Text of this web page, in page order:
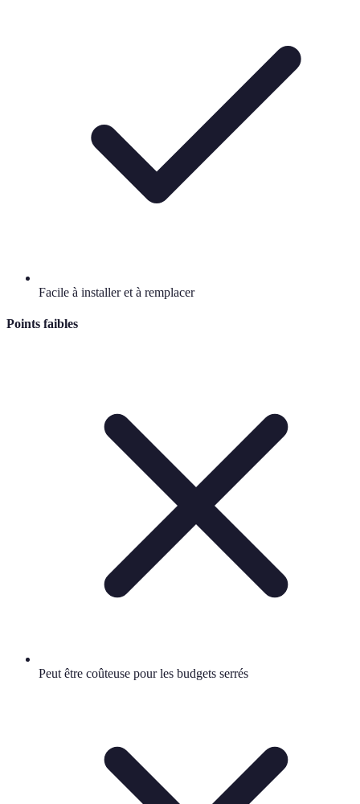
Facile à installer et à remplacer
Points faibles
Peut être coûteuse pour les budgets serrés